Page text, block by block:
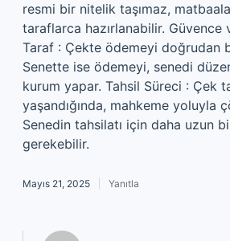
resmi bir nitelik taşımaz,
taraflarca hazırlanabilir. Güvence
Taraf : Çekte ödemeyi doğrudan
Senette ise ödemeyi, senedi
kurum yapar. Tahsil Süreci : Çek
yaşandığında, mahkeme yoluyla
Senedin tahsilatı için daha uzun
gerekebilir.
Mayıs 21, 2025 Yanıtla